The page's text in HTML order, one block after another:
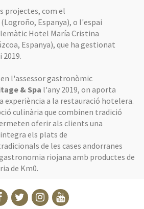
projectes, com el
(Logroño, Espanya), o l'espai
Hotel María Cristina
, Espanya), que ha gestionat
2019.
l'assessor gastronòmic
& Spa l'any 2019, on aporta
experiència a la restauració hotelera.
culinària que combinen tradició
oferir als clients una
els plats de
de les cases andorranes
riojana amb productes de
de Km0.